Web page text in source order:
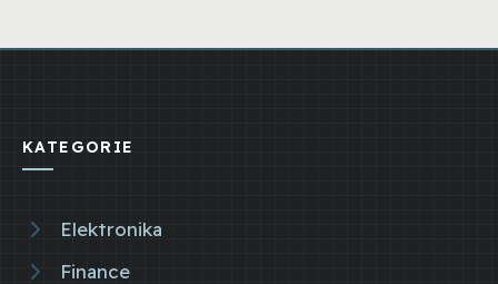
KATEGORIE
Elektronika
Finance